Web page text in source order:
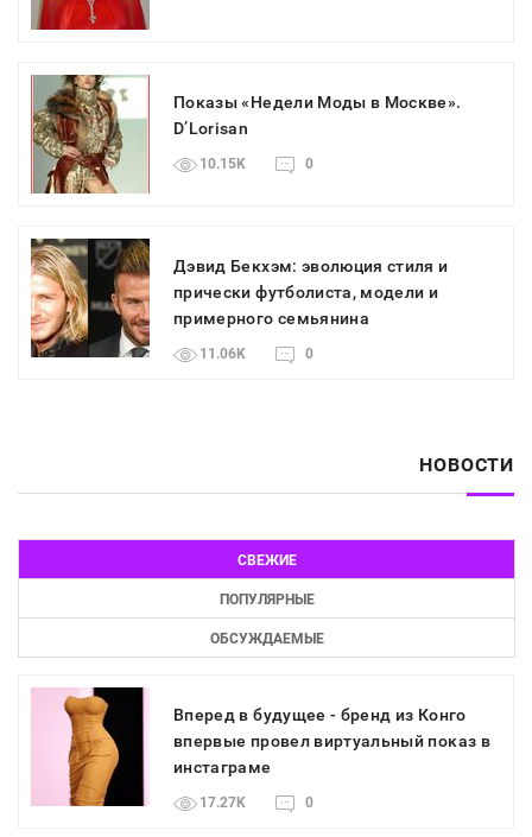
Показы «Недели Моды в Москве».
D’Lorisan
10.15K 0
Дэвид Бекхэм: эволюция стиля и
прически футболиста, модели и
примерного семьянина
11.06K 0
НОВОСТИ
СВЕЖИЕ
ПОПУЛЯРНЫЕ
ОБСУЖДАЕМЫЕ
Вперед в будущее - бренд из Конго
впервые провел виртуальный показ в
инстаграме
17.27K 0